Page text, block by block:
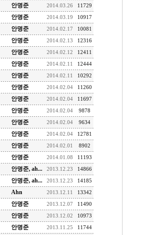
안명준 2014.03.26 11729
안명준 2014.03.19 10917
안명준 2014.02.17 10081
안명준 2014.02.13 12316
안명준 2014.02.12 12411
안명준 2014.02.11 12444
안명준 2014.02.11 10292
안명준 2014.02.04 11260
안명준 2014.02.04 11697
안명준 2014.02.04 9878
안명준 2014.02.04 9634
안명준 2014.02.04 12781
안명준 2014.02.01 8902
안명준 2014.01.08 11193
안명준, ah... 2013.12.23 14866
안명준, ah... 2013.12.23 14185
Ahn 2013.12.11 13342
안명준 2013.12.07 11490
안명준 2013.12.02 10973
안명준 2013.11.25 11744